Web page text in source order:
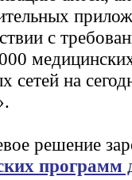
с
сетей на
решение
программ